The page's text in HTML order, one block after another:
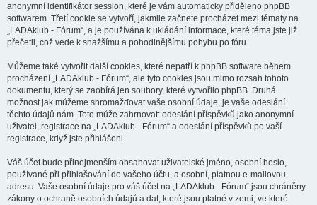
anonymní identifikátor session, které je vám automaticky přiděleno phpBB
softwarem. Třetí cookie se vytvoří, jakmile začnete procházet mezi tématy na
„LADAklub - Fórum“, a je používána k ukládání informace, které téma jste již
přečetli, což vede k snažšímu a pohodlnějšímu pohybu po fóru.
Můžeme také vytvořit další cookies, které nepatří k phpBB software během
procházení „LADAklub - Fórum“, ale tyto cookies jsou mimo rozsah tohoto
dokumentu, který se zaobírá jen soubory, které vytvořilo phpBB. Druhá
možnost jak můžeme shromažďovat vaše osobní údaje, je vaše odeslání
těchto údajů nám. Toto může zahrnovat: odeslání příspěvků jako anonymní
uživatel, registrace na „LADAklub - Fórum“ a odeslání příspěvků po vaší
registrace, když jste přihlášeni.
Váš účet bude přinejmenším obsahovat uživatelské jméno, osobní heslo,
používané při přihlašování do vašeho účtu, a osobní, platnou e-mailovou
adresu. Vaše osobní údaje pro váš účet na „LADAklub - Fórum“ jsou chráněny
zákony o ochraně osobních údajů a dat, které jsou platné v zemi, ve které